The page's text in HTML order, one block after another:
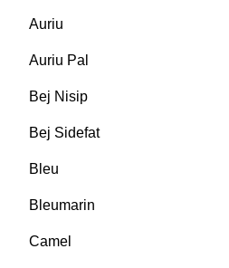
Auriu
Auriu Pal
Bej Nisip
Bej Sidefat
Bleu
Bleumarin
Camel